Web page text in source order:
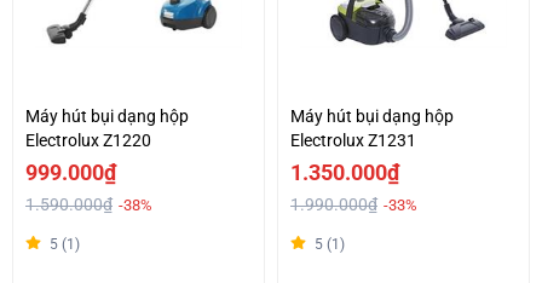
Máy hút bụi dạng hộp
Electrolux Z1220
999.000₫
1.590.000₫ -38%
5 (1)
Máy hút bụi dạng hộp
Electrolux Z1231
1.350.000₫
1.990.000₫ -33%
5 (1)